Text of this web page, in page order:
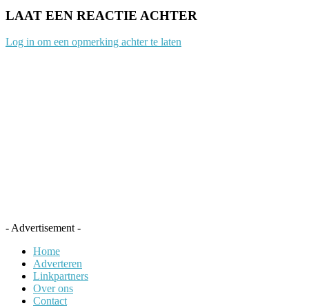
LAAT EEN REACTIE ACHTER
Log in om een opmerking achter te laten
- Advertisement -
Home
Adverteren
Linkpartners
Over ons
Contact